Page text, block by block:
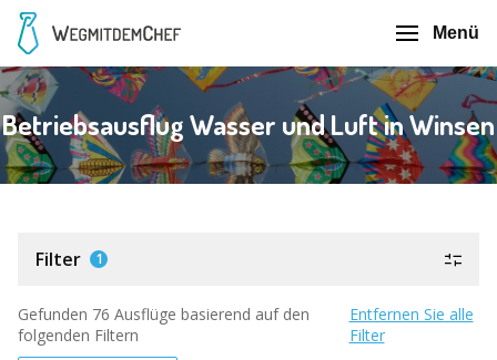
Menü
Betriebsausflug Wasser und Luft in Winsen
Filter 1
Gefunden 76 Ausflüge basierend auf den
folgenden Filtern
Entfernen Sie alle
Filter